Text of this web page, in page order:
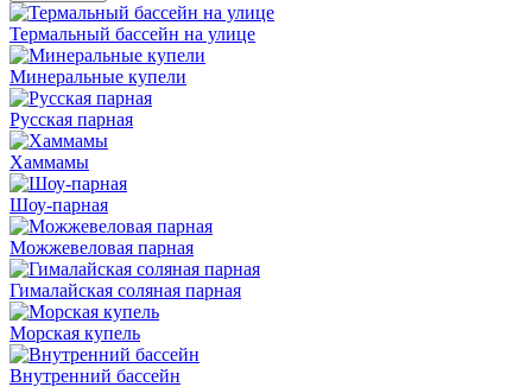
Термальный бассейн на улице
Минеральные купели
Русская парная
Хаммамы
Шоу-парная
Можжевеловая парная
Гималайская соляная парная
Морская купель
Внутренний бассейн